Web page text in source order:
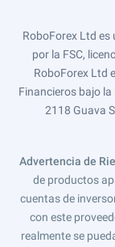
RoboForex Ltd
por la FSC,
RoboForex Ltd
Financieros bajo
2118 Guava
Advertencia de
de productos
cuentas de
con este
realmente se